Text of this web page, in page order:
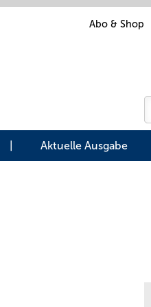
Abo & Shop
Aktuelle Ausgabe